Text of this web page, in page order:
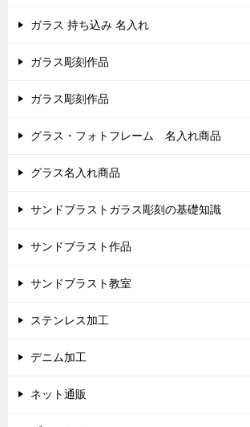
ガラス 持ち込み 名入れ
ガラス彫刻作品
ガラス彫刻作品
グラス・フォトフレーム 名入れ商品
グラス名入れ商品
サンドブラストガラス彫刻の基礎知識
サンドブラスト作品
サンドブラスト教室
ステンレス加工
デニム加工
ネット通販